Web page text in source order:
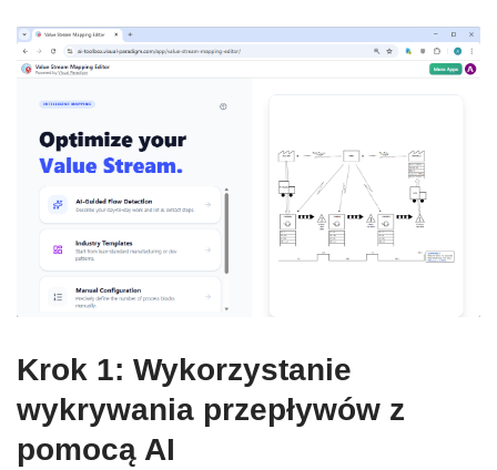
Krok 1: Wykorzystanie
wykrywania przepływów z
pomocą AI